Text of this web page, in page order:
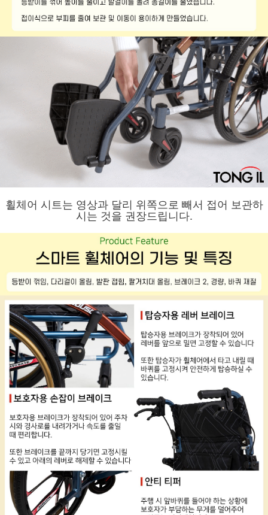
휠체어 시트는 영상과 달리 위쪽으로 빼서 접어 보관하
시는 것을 권장드립니다.